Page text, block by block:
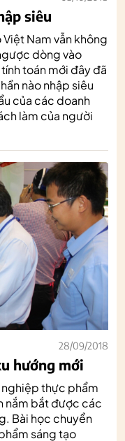
siêu
Việt Nam vẫn không
dòng vào
toán mới đây đã
nào nhập siêu
của các doanh
làm của người
28/09/2018
hướng mới
thực phẩm
nắm bắt được các
Bài học chuyển
sáng tạo